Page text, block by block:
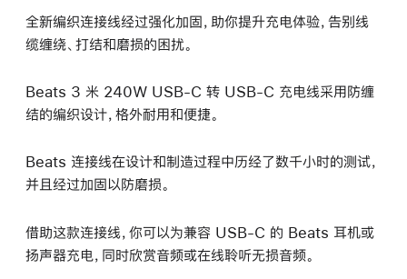
全新编织连接线经过强化加固，助你提升充电体验，告别线
缆缠绕、打结和磨损的困扰。
Beats 3 米 240W USB-C 转 USB-C 充电线采用防缠
结的编织设计，格外耐用和便捷。
Beats 连接线在设计和制造过程中历经了数千小时的测试，
并且经过加固以防磨损。
借助这款连接线，你可以为兼容 USB-C 的 Beats 耳机或
扬声器充电，同时欣赏音频或在线聆听无损音频。